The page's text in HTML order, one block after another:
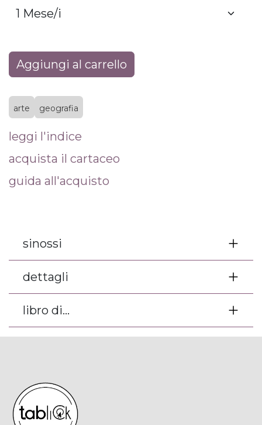
Aggiungi al carrello
arte geografia
leggi l'indice
acquista il cartaceo
guida all'acquisto
sinossi
dettagli
libro di...